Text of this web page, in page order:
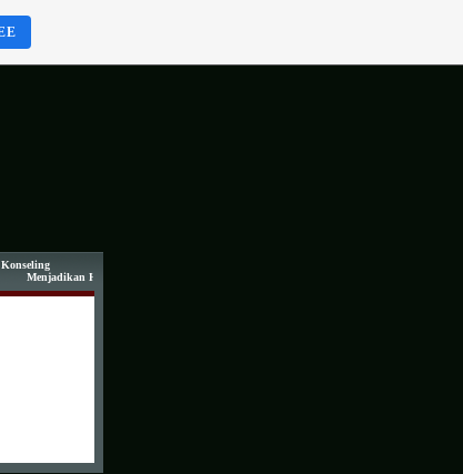
Menjadikan Hidup Lebih Hidup...!!!